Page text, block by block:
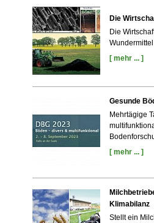
Die
Die
[ mehr ... ]
Gesunde
Mehrtägige
[ mehr ... ]
Klimabilanz
Stellt ein